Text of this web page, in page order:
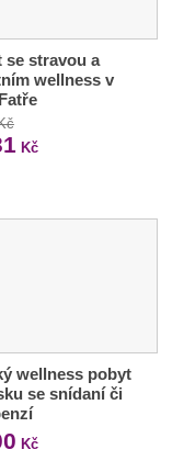
se stravou a
wellness v
Kč
wellness pobyt
se snídaní či
Kč